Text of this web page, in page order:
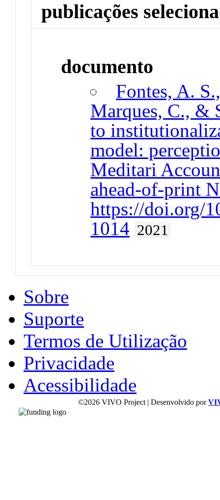
publicações
documento
Fontes, A.
Marques, C., &
to
model:
Meditari
ahead-of-print
https://doi.org/
1014 2021
Sobre
Suporte
Termos de Utilização
Privacidade
Acessibilidade
©2026 VIVO Project | Desenvolvido por